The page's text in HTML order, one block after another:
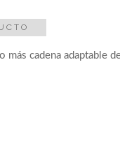
más cadena adaptable